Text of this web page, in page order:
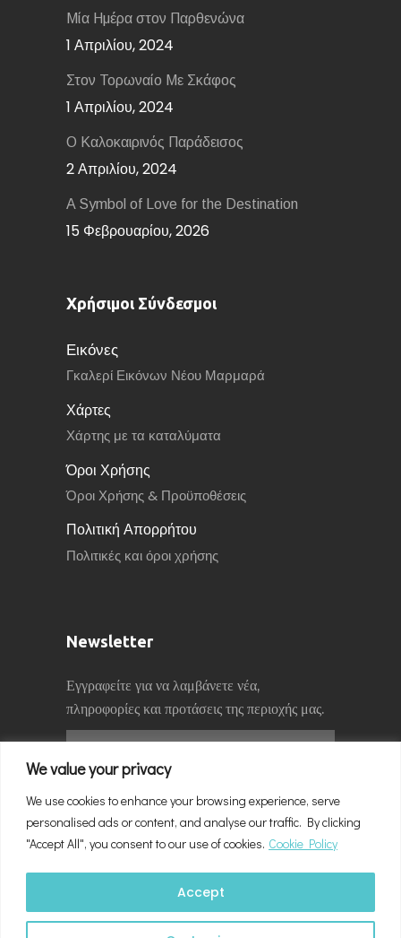
We value your privacy
We use cookies to enhance your browsing experience, serve
personalised ads or content, and analyse our traffic. By clicking
"Accept All", you consent to our use of cookies. Cookie Policy
Accept
Μία Ημέρα στον Παρθενώνα
1 Απριλίου, 2024
Στον Τορωναίο Με Σκάφος
1 Απριλίου, 2024
Ο Καλοκαιρινός Παράδεισος
2 Απριλίου, 2024
A Symbol of Love for the Destination
15 Φεβρουαρίου, 2026
Χρήσιμοι Σύνδεσμοι
Εικόνες
Γκαλερί Εικόνων Νέου Μαρμαρά
Χάρτες
Χάρτης με τα καταλύματα
Όροι Χρήσης
Όροι Χρήσης & Προϋποθέσεις
Πολιτική Απορρήτου
Πολιτικές και όροι χρήσης
Newsletter
Εγγραφείτε για να λαμβάνετε νέα,
πληροφορίες και προτάσεις της περιοχής μας.